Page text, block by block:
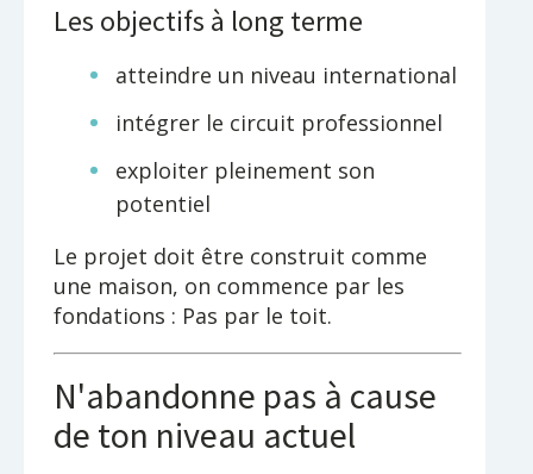
Les objectifs à long terme
atteindre un niveau international
intégrer le circuit professionnel
exploiter pleinement son
potentiel
Le projet doit être construit comme
une maison, on commence par les
fondations : Pas par le toit.
N'abandonne pas à cause
de ton niveau actuel